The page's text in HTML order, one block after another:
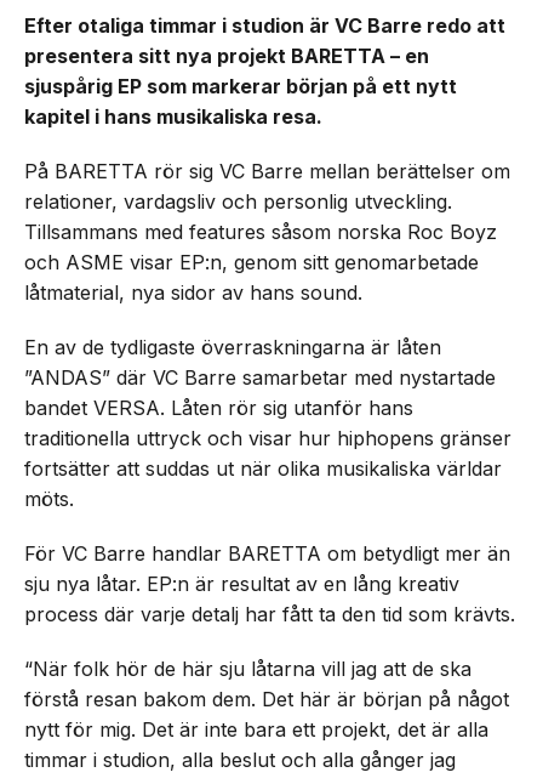
Efter otaliga timmar i studion är VC Barre redo att
presentera sitt nya projekt BARETTA – en
sjuspårig EP som markerar början på ett nytt
kapitel i hans musikaliska resa.
På BARETTA rör sig VC Barre mellan berättelser om
relationer, vardagsliv och personlig utveckling.
Tillsammans med features såsom norska Roc Boyz
och ASME visar EP:n, genom sitt genomarbetade
låtmaterial, nya sidor av hans sound.
En av de tydligaste överraskningarna är låten
”ANDAS” där VC Barre samarbetar med nystartade
bandet VERSA. Låten rör sig utanför hans
traditionella uttryck och visar hur hiphopens gränser
fortsätter att suddas ut när olika musikaliska världar
möts.
För VC Barre handlar BARETTA om betydligt mer än
sju nya låtar. EP:n är resultat av en lång kreativ
process där varje detalj har fått ta den tid som krävts.
“När folk hör de här sju låtarna vill jag att de ska
förstå resan bakom dem. Det här är början på något
nytt för mig. Det är inte bara ett projekt, det är alla
timmar i studion, alla beslut och alla gånger jag